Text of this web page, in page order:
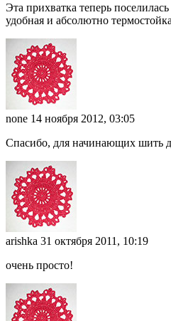
Эта прихватка теперь
удобная и абсолютно
none 14 ноября 2012, 03:05
Спасибо, для начинающих шить
arishka 31 октября 2011, 10:19
очень просто!